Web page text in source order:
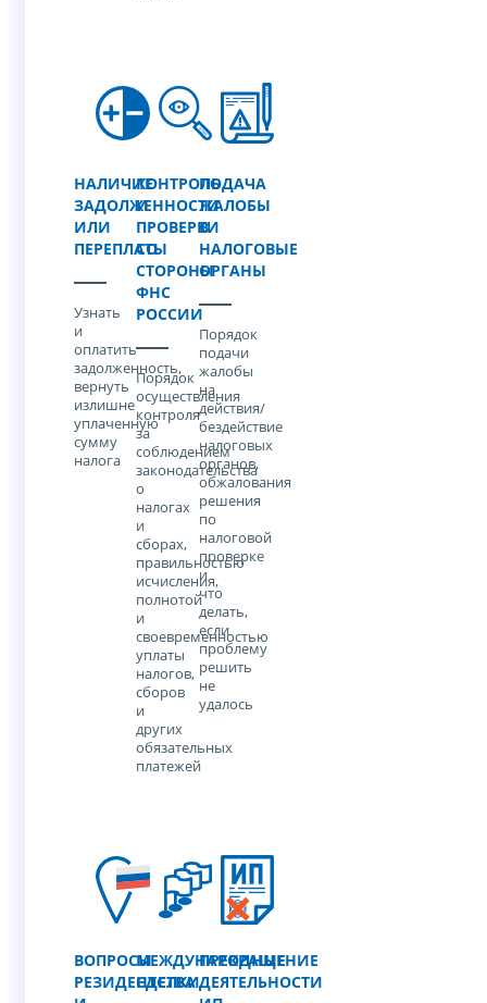
НАЛИЧИЕ
ЗАДОЛЖЕННОСТИ
ИЛИ
ПЕРЕПЛАТЫ
Узнать
и
оплатить
задолженность,
вернуть
излишне
уплаченную
сумму
налога
КОНТРОЛЬ
И
ПРОВЕРКИ
СО
СТОРОНЫ
ФНС
РОССИИ
Порядок
осуществления
контроля
за
соблюдением
законодательства
о
налогах
и
сборах,
правильностью
исчисления,
полнотой
и
своевременностью
уплаты
налогов,
сборов
и
других
обязательных
платежей
ПОДАЧА
ЖАЛОБЫ
В
НАЛОГОВЫЕ
ОРГАНЫ
Порядок
подачи
жалобы
на
действия/
бездействие
налоговых
органов,
обжалования
решения
по
налоговой
проверке
и
что
делать,
если
проблему
решить
не
удалось
ВОПРОСЫ
РЕЗИДЕНТСТВА
МЕЖДУНАРОДНЫЕ
СДЕЛКИ
ПРЕКРАЩЕНИЕ
ДЕЯТЕЛЬНОСТИ